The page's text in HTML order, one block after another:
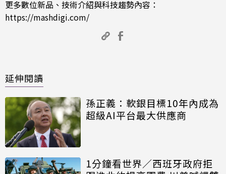
更多數位新品、技術介紹與科技趨勢內容：
https://mashdigi.com/
延伸閱讀
孫正義：軟銀目標10年內成為
超級AI平台最大供應商
1分鐘看世界／西班牙政府拒